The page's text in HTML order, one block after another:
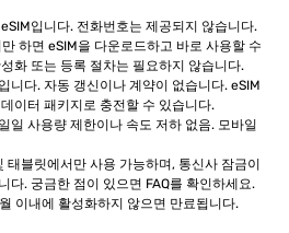
입니다. 전화번호는 제공되지 않습니다.
하면 eSIM을 다운로드하고 바로 사용할 수
화 또는 등록 절차는 필요하지 않습니다.
니다. 자동 갱신이나 계약이 없습니다. eSIM
이터 패키지로 충전할 수 있습니다.
일 사용량 제한이나 속도 저하 없음. 모바일
태블릿에서만 사용 가능하며, 통신사 잠금이
다. 궁금한 점이 있으면 FAQ를 확인하세요.
이내에 활성화하지 않으면 만료됩니다.